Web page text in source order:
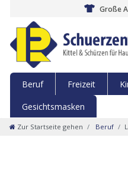
Große
Beruf Freizeit
Gesichtsmasken
Zur Startseite gehen Beruf